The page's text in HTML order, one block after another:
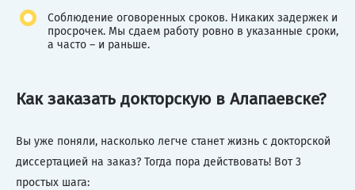
Соблюдение оговоренных сроков. Никаких задержек и
просрочек. Мы сдаем работу ровно в указанные сроки,
а часто – и раньше.
Как заказать докторскую в Алапаевске?
Вы уже поняли, насколько легче станет жизнь с докторской
диссертацией на заказ? Тогда пора действовать! Вот 3
простых шага: